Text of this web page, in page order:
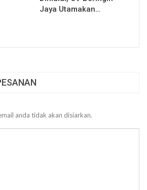
Jaya Utamakan…
anda tidak akan disiarkan.